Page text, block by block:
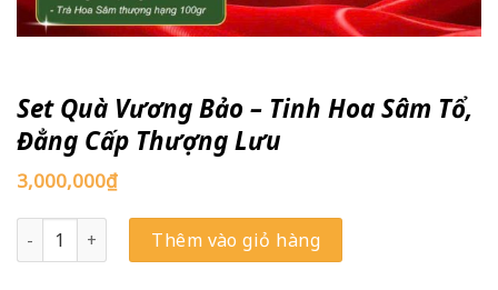
Set Quà Vương Bảo – Tinh Hoa Sâm Tổ,
Đẳng Cấp Thượng Lưu
3,000,000₫
Set Quà Vương Bảo – Tinh Hoa Sâm Tổ, Đẳng Cấp Thượng
Thêm vào giỏ hàng